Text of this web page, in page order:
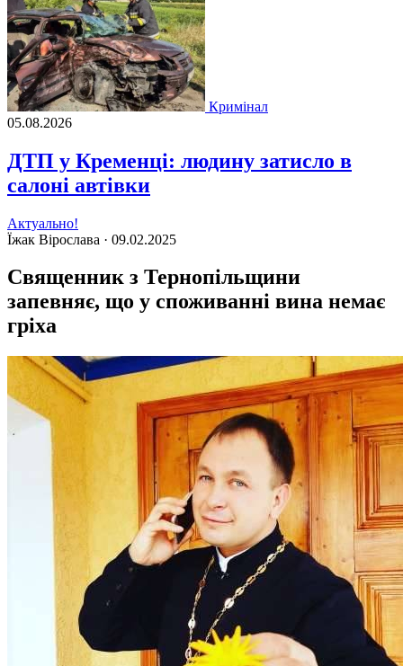
Кримінал
05.08.2026
ДТП у Кременці: людину затисло в
салоні автівки
Актуально!
Їжак Вірослава · 09.02.2025
Священник з Тернопільщини
запевняє, що у споживанні вина немає
гріха